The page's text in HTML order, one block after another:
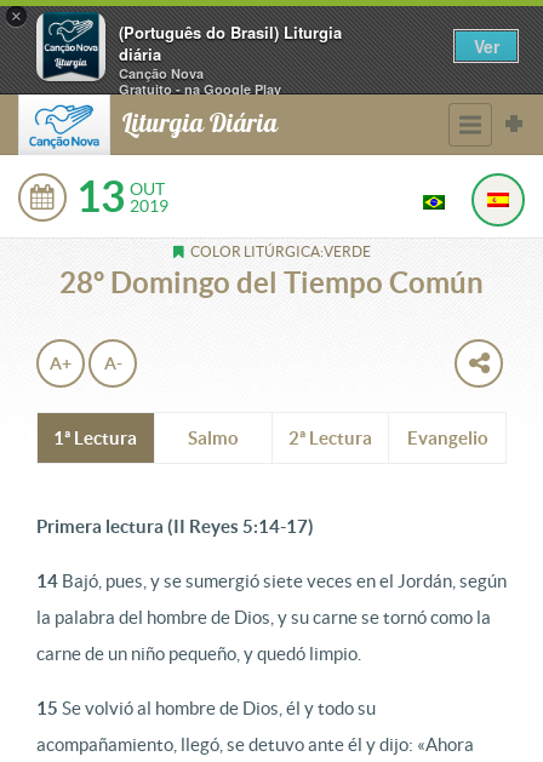
×
(Português do Brasil) Liturgia
diária
Canção Nova
Gratuito - na Google Play
Ver
Liturgia Diária
13 OUT
2019
COLOR LITÚRGICA:VERDE
28º Domingo del Tiempo Común
A+ A-
1ª Lectura Salmo 2ª Lectura Evangelio
Primera lectura (II Reyes 5:14-17)
14 Bajó, pues, y se sumergió siete veces en el Jordán, según
la palabra del hombre de Dios, y su carne se tornó como la
carne de un niño pequeño, y quedó limpio.
15 Se volvió al hombre de Dios, él y todo su
acompañamiento, llegó, se detuvo ante él y dijo: «Ahora